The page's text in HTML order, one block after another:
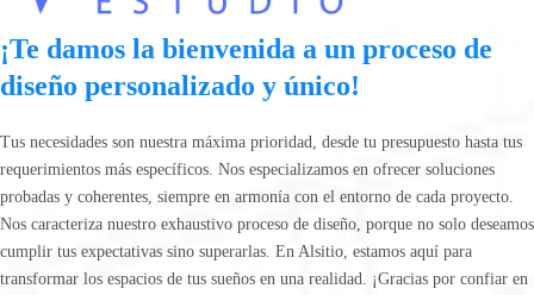
¡Te damos la bienvenida a un proceso de
diseño personalizado y único!
Tus necesidades son nuestra máxima prioridad, desde tu presupuesto hasta tus
requerimientos más específicos. Nos especializamos en ofrecer soluciones
probadas y coherentes, siempre en armonía con el entorno de cada proyecto.
Nos caracteriza nuestro exhaustivo proceso de diseño, porque no solo deseamos
cumplir tus expectativas sino superarlas. En Alsitio, estamos aquí para
transformar los espacios de tus sueños en una realidad. ¡Gracias por confiar en